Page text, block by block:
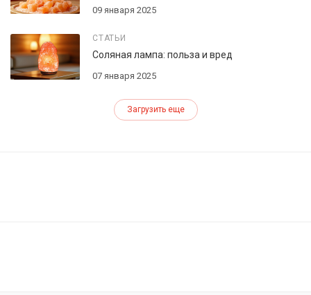
09 января 2025
СТАТЬИ
07 января 2025
Соляная лампа: польза и вред
Загрузить еще